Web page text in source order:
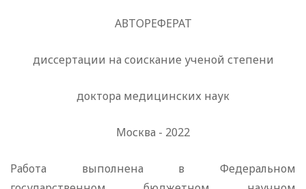
АВТОРЕФЕРАТ
диссертации на соискание ученой степени
доктора медицинских наук
Москва - 2022
Работа выполнена в Федеральном